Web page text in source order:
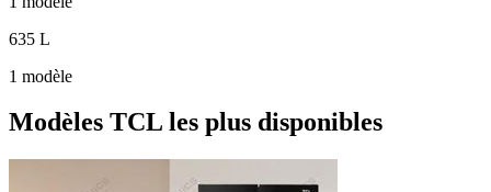
635 L
1 modèle
Modèles TCL les plus disponibles